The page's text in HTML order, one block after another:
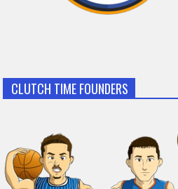
CLUTCH TIME FOUNDERS